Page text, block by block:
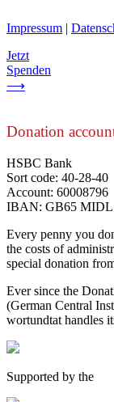
Impressum |
Jetzt
Spenden
⟶
Donation
HSBC Bank
Sort code: 40-28-40
Account: 60008796
IBAN: GB65 MIDL
Every penny you
the costs of
special donation
Ever since the
(German Central
wortundtat handles
Supported by the